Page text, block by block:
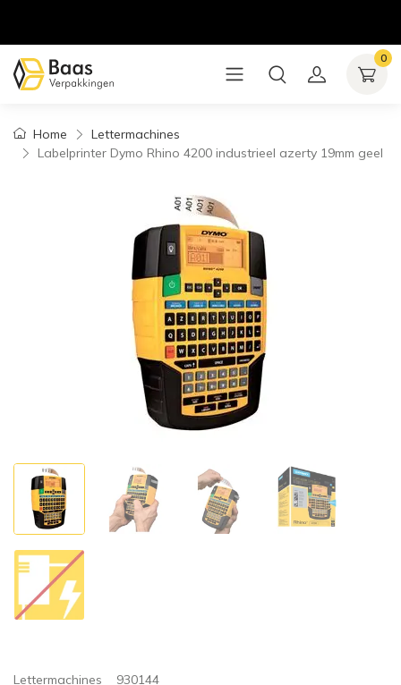
0
Home
Lettermachines
Labelprinter Dymo Rhino 4200 industrieel azerty 19mm geel
Lettermachines 930144